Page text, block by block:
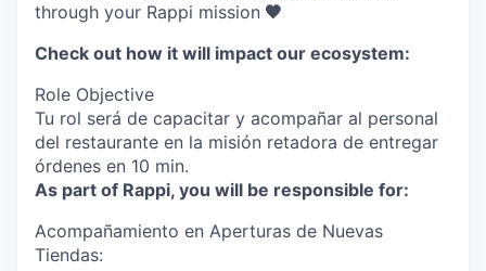
through your Rappi mission 🧡
Check out how it will impact our ecosystem:
Role Objective
Tu rol será de capacitar y acompañar al personal
del restaurante en la misión retadora de entregar
órdenes en 10 min.
As part of Rappi, you will be responsible for:
Acompañamiento en Aperturas de Nuevas
Tiendas: